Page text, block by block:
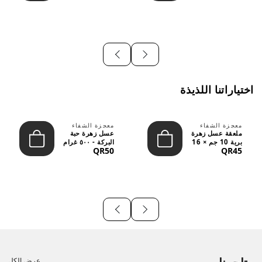
اختياراتنا اللذيذة
معجزة الشفاء
ملعقة عسل زهرة
برية 10 جم × 16
قطعة
QR45
معجزة الشفاء
عسل زهرة حبة
البركة - ٥٠٠ غرام
QR50